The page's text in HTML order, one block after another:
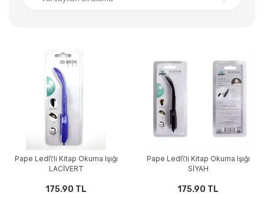
Pape Ledl\'li Kitap Okuma Işığı
LACİVERT
175.90 TL
Pape Ledl\'li Kitap Okuma Işığı
SİYAH
175.90 TL